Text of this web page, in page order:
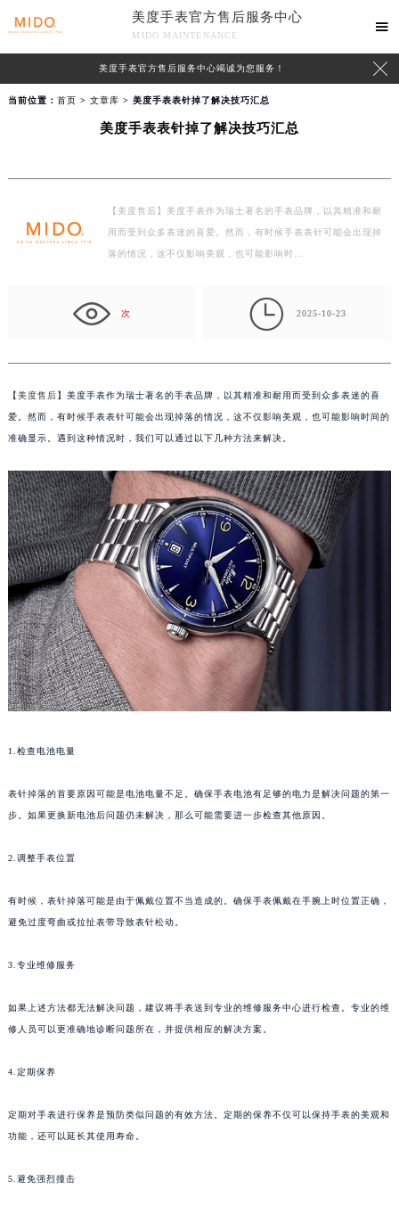
美度手表官方售后服务中心
MIDO MAINTENANCE

美度手表官方售后服务中心竭诚为您服务！ 
当前位置： 首页 > 文章库 > 美度手表表针掉了解决技巧汇总
美度手表表针掉了解决技巧汇总
【美度售后】美度手表作为瑞士著名的手表品牌，以其精准和耐
用而受到众多表迷的喜爱。然而，有时候手表表针可能会出现掉
落的情况，这不仅影响美观，也可能影响时…
次  2025-10-23
【美度售后】美度手表作为瑞士著名的手表品牌，以其精准和耐用而受到众多表迷的喜
爱。然而，有时候手表表针可能会出现掉落的情况，这不仅影响美观，也可能影响时间的
准确显示。遇到这种情况时，我们可以通过以下几种方法来解决。
1.检查电池电量
表针掉落的首要原因可能是电池电量不足。确保手表电池有足够的电力是解决问题的第一
步。如果更换新电池后问题仍未解决，那么可能需要进一步检查其他原因。
2.调整手表位置
有时候，表针掉落可能是由于佩戴位置不当造成的。确保手表佩戴在手腕上时位置正确，
避免过度弯曲或拉扯表带导致表针松动。
3.专业维修服务
如果上述方法都无法解决问题，建议将手表送到专业的维修服务中心进行检查。专业的维
修人员可以更准确地诊断问题所在，并提供相应的解决方案。
4.定期保养
定期对手表进行保养是预防类似问题的有效方法。定期的保养不仅可以保持手表的美观和
功能，还可以延长其使用寿命。
5.避免强烈撞击